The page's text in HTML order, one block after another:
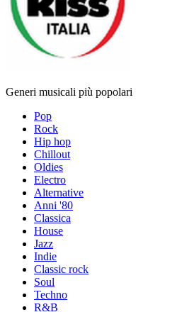
Generi musicali più popolari
Pop
Rock
Hip hop
Chillout
Oldies
Electro
Alternative
Anni '80
Classica
House
Jazz
Indie
Classic rock
Soul
Techno
R&B